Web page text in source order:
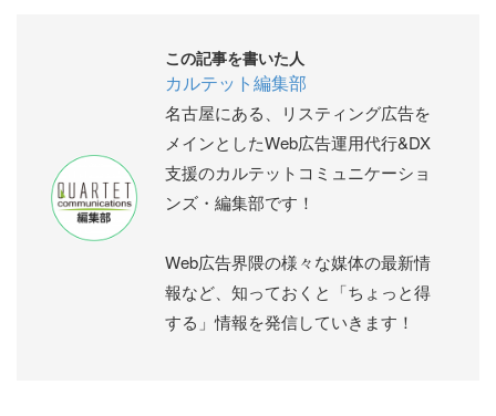
この記事を書いた人
カルテット編集部
名古屋にある、リスティング広告を
メインとしたWeb広告運用代行&DX
支援のカルテットコミュニケーショ
ンズ・編集部です！
Web広告界隈の様々な媒体の最新情
報など、知っておくと「ちょっと得
する」情報を発信していきます！